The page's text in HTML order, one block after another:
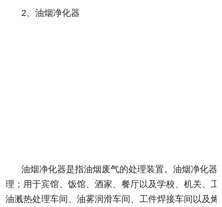
2、油烟净化器
油烟净化器是指油烟废气的处理装置。油烟净化
理；用于宾馆、饭馆、酒家、餐厅以及学校、机关、
油溅热处理车间、油雾润滑车间、工件焊接车间以及